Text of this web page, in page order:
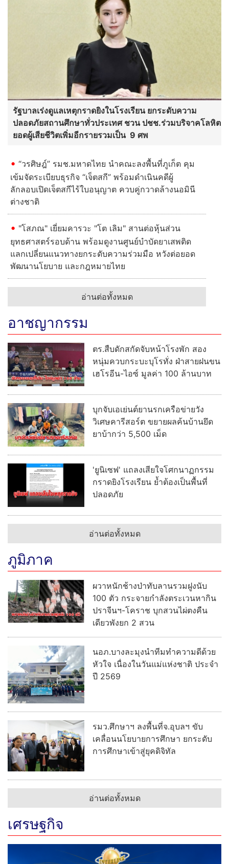
รัฐบาลเร่งดูแลเหตุกราดยิงในโรงเรียน ยกระดับความ
ปลอดภัยสถานศึกษาทั่วประเทศ ชวน ปชช.ร่วมบริจาคโลหิต
ยอดผู้เสียชีวิตเพิ่มอีกรายรวมเป็น 9 ศพ
“วรศิษฎ์” รมช.มหาดไทย นำคณะลงพื้นที่ภูเก็ต คุม
เข้มจัดระเบียบธุรกิจ “เจ็ตสกี” พร้อมดำเนินคดีผู้
ลักลอบเปิดเจ็ตสกีไร้ใบอนุญาต ควบคู่กวาดล้างนอมินี
ต่างชาติ
"โสภณ" เยี่ยมคารวะ "โต เลิม" สานต่อหุ้นส่วน
ยุทธศาสตร์รอบด้าน พร้อมดูงานศูนย์บำบัดยาเสพติด
แลกเปลี่ยนแนวทางยกระดับความร่วมมือ หวังต่อยอด
พัฒนานโยบาย และกฎหมายไทย
อ่านต่อทั้งหมด
อาชญากรรม
ตร.สืบดักสกัดจับหน้าโรงพัก สอง
หนุ่มควบกระบะบุโรทั่ง ฝ่าสายฝนขน
เฮโรอีน-ไอซ์ มูลค่า 100 ล้านบาท
บุกจับเอเย่นต์ยานรกเครือข่ายวัง
วิเศษคารีสอร์ต ขยายผลค้นบ้านยึด
ยาบ้ากว่า 5,500 เม็ด
'ยูนิเซฟ' แถลงเสียใจโศกนาฏกรรม
กราดยิงโรงเรียน ย้ำต้องเป็นพื้นที่
ปลอดภัย
อ่านต่อทั้งหมด
ภูมิภาค
ผวาหนักช้างป่าทับลานรวมฝูงนับ
100 ตัว กระจายกำลังตระเวนหากิน
ปราจีนฯ-โคราช บุกสวนไผ่ตงคืน
เดียวพังยก 2 สวน
นอภ.บางละมุงนำทีมทำความดีด้วย
หัวใจ เนื่องในวันแม่แห่งชาติ ประจำ
ปี 2569
รมว.ศึกษาฯ ลงพื้นที่จ.อุบลฯ ขับ
เคลื่อนนโยบายการศึกษา ยกระดับ
การศึกษาเข้าสู่ยุคดิจิทัล
อ่านต่อทั้งหมด
เศรษฐกิจ